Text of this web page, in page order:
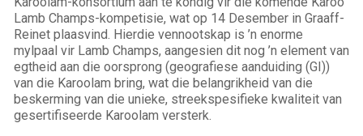
Lamb Champs-kompetisie, wat op 14 Desember in Graaff-
Reinet plaasvind. Hierdie vennootskap is ’n enorme
mylpaal vir Lamb Champs, aangesien dit nog ’n element van
egtheid aan die oorsprong (geografiese aanduiding (GI))
van die Karoolam bring, wat die belangrikheid van die
beskerming van die unieke, streekspesifieke kwaliteit van
gesertifiseerde Karoolam versterk.